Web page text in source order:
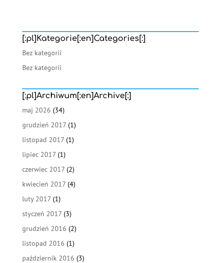
[:pl]Kategorie[:en]Categories[:]
Bez kategorii
Bez kategorii
[:pl]Archiwum[:en]Archive[:]
maj 2026 (34)
grudzień 2017(1)
listopad 2017(1)
lipiec 2017(1)
czerwiec 2017(2)
kwiecień 2017(4)
luty 2017(1)
styczeń 2017(3)
grudzień 2016 (2)
listopad 2016 (1)
październik 2016 (3)